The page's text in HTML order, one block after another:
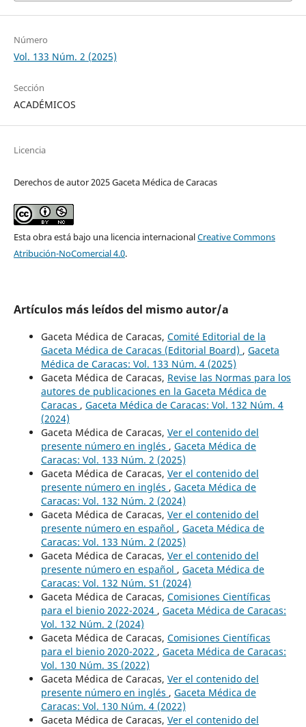
Número
Vol. 133 Núm. 2 (2025)
Sección
ACADÉMICOS
Licencia
Derechos de autor 2025 Gaceta Médica de Caracas
Esta obra está bajo una licencia internacionalCreative Commons
Atribución-NoComercial 4.0.
Artículos más leídos del mismo autor/a
Gaceta Médica de Caracas, Comité Editorial de la
Gaceta Médica de Caracas (Editorial Board) , Gaceta
Médica de Caracas: Vol. 133 Núm. 4 (2025)
Gaceta Médica de Caracas, Revise las Normas para los
autores de publicaciones en la Gaceta Médica de
Caracas , Gaceta Médica de Caracas: Vol. 132 Núm. 4
(2024)
Gaceta Médica de Caracas, Ver el contenido del
presente número en inglés , Gaceta Médica de
Caracas: Vol. 133 Núm. 2 (2025)
Gaceta Médica de Caracas, Ver el contenido del
presente número en inglés , Gaceta Médica de
Caracas: Vol. 132 Núm. 2 (2024)
Gaceta Médica de Caracas, Ver el contenido del
presente número en español , Gaceta Médica de
Caracas: Vol. 133 Núm. 2 (2025)
Gaceta Médica de Caracas, Ver el contenido del
presente número en español , Gaceta Médica de
Caracas: Vol. 132 Núm. S1 (2024)
Gaceta Médica de Caracas, Comisiones Científicas
para el bienio 2022-2024 , Gaceta Médica de Caracas:
Vol. 132 Núm. 2 (2024)
Gaceta Médica de Caracas, Comisiones Científicas
para el bienio 2020-2022 , Gaceta Médica de Caracas:
Vol. 130 Núm. 3S (2022)
Gaceta Médica de Caracas, Ver el contenido del
presente número en inglés , Gaceta Médica de
Caracas: Vol. 130 Núm. 4 (2022)
Gaceta Médica de Caracas, Ver el contenido del